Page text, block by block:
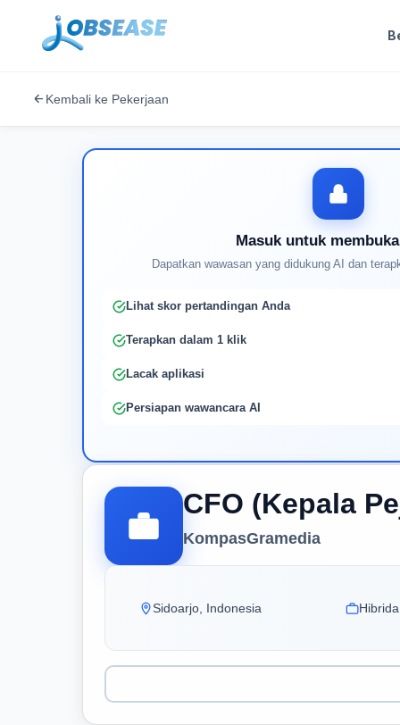
Kembali ke Pekerjaan
CFO (Kepala
KompasGramedia
Sidoarjo, Indonesia Hibrida
Masuk untuk
Dapatkan wawasan yang didukung AI dan
Lihat skor pertandingan Anda
Terapkan dalam 1 klik
Lacak aplikasi
Persiapan wawancara AI